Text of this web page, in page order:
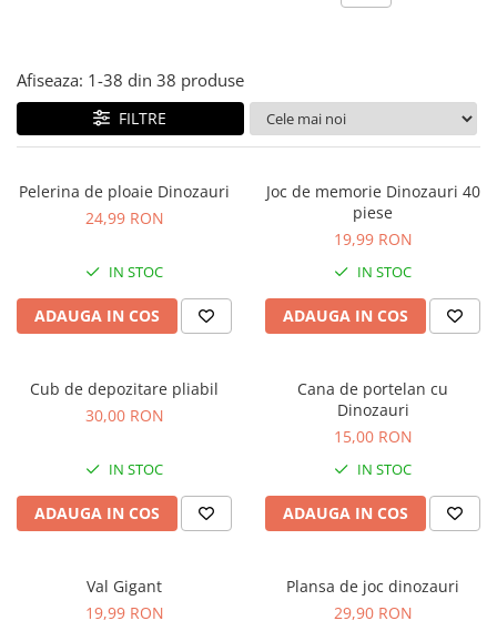
Jocuri de rol
Jocuri inteligenta si memorie
Jocuri dezvoltare emotionala
Jucarii din lemn
Jocuri si jucarii stiinta
Jucarii si jocuri Montessori
Jocuri de relaxare
Ceasuri copii
Jocuri dezvoltarea imaginatiei
Jocuri geografie
Jocuri si jucarii educative
Cărți educative pentru copii
Afiseaza: 1-38 din 38 produse
FILTRE
Pelerina de ploaie Dinozauri
24,99 RON
IN STOC
ADAUGA IN COS
Joc de memorie Dinozauri 40
piese
19,99 RON
IN STOC
ADAUGA IN COS
Cub de depozitare pliabil
30,00 RON
IN STOC
ADAUGA IN COS
Cana de portelan cu
Dinozauri
15,00 RON
IN STOC
ADAUGA IN COS
Val Gigant
19,99 RON
Plansa de joc dinozauri
29,90 RON